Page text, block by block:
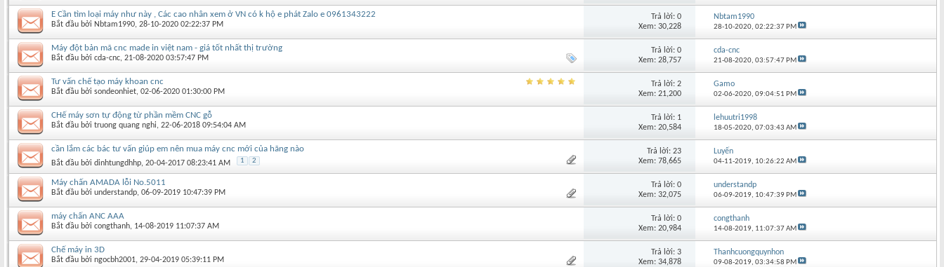
E Cần tìm loại máy như này , Các cao nhân xem ở VN có k hộ e phát Zalo e 0961343222
Bắt đầu bởi Nbtam1990‎, 28-10-2020 02:22:37 PM
Trả lời: 0
Xem: 30,228
Nbtam1990
28-10-2020,02:22:37 PM
Máy đột bản mã cnc made in việt nam - giá tốt nhất thị trường
Bắt đầu bởi cda-cnc‎, 21-08-2020 03:57:47 PM
Trả lời: 0
Xem: 28,757
cda-cnc
21-08-2020,03:57:47 PM
Tư vấn chế tạo máy khoan cnc
Bắt đầu bởi sondeonhiet‎, 02-06-2020 01:30:00 PM
Trả lời: 2
Xem: 21,200
Gamo
02-06-2020,09:04:51 PM
CHế máy sơn tự động từ phần mềm CNC gỗ
Bắt đầu bởi truong quang nghi‎, 22-06-2018 09:54:04 AM
Trả lời: 1
Xem: 20,584
lehuutri1998
18-05-2020,07:03:43 AM
cần lắm các bác tư vấn giúp em nên mua máy cnc mới của hãng nào
Bắt đầu bởi dinhtungdhhp‎, 20-04-2017 08:23:41 AM 1 2
Trả lời: 23
Xem: 78,665
Luyến
04-11-2019, 10:26:22 AM
Máy chấn AMADA lỗi No.5011
Bắt đầu bởi understandp‎, 06-09-2019 10:47:39 PM
Trả lời: 0
Xem: 32,075
understandp
06-09-2019, 10:47:39 PM
máy chấn ANC AAA
Bắt đầu bởi congthanh‎, 14-08-2019 11:07:37 AM
Trả lời: 0
Xem: 20,984
congthanh
14-08-2019, 11:07:37 AM
Chế máy in 3D
Bắt đầu bởi ngocbh2001‎, 29-04-2019 05:39:11 PM
Trả lời: 3
Xem: 34,878
Thanhcuongquynhon
09-08-2019,03:34:58 PM